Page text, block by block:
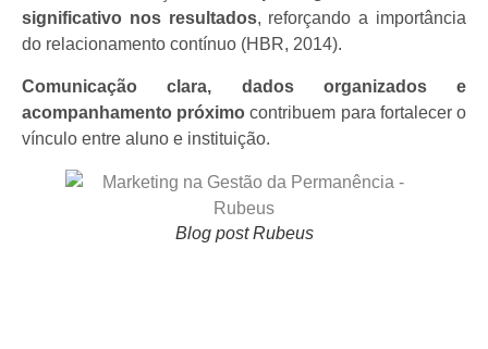
significativo nos resultados, reforçando a importância
do relacionamento contínuo (HBR, 2014).
Comunicação clara, dados organizados e
acompanhamento próximo contribuem para fortalecer o
vínculo entre aluno e instituição.
Blog post Rubeus